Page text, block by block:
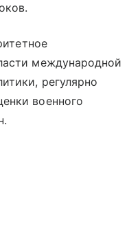
международной
регулярно
военного